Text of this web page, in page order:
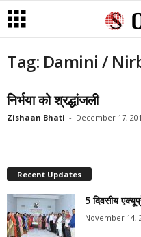
Tag: Damini /
निर्भया को श्रद्धांजली
Zishaan Bhati - December 17,
Recent Updates
5 दिवसीय
November 14,